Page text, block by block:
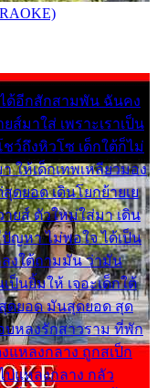
ด้อีกสักสามพัน ฉันคง
ส์มาใส่ เพราะเราเป็น
ชว์ถึงหิวโซ เด็กใต้ก็ไม่
ให้เด็กเทพเหลียวมอง
ดยอด เดินโยกย้ายเย
ยส์ ตัวใหม่ใส่มา เดิน
ญหา ไม่พอใจ ได้เป็น
งใต้ถามมัน ว่ามัน
นยิ้มให้ เจอะเด็กใต้
ดยอด มันสุดยอด สุด
หลงรักสาวราม ที่พัก
แหลงกลาง ถูกสเป็ก
ปแหลงกลาง กลัว